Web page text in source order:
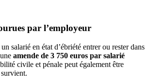
par l’employeur
salarié en état d’ébriété entrer ou rester dans
uneamende de 3 750 euros par salarié
civile et pénale peut également être